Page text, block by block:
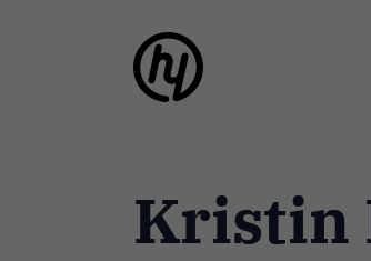
Kristin